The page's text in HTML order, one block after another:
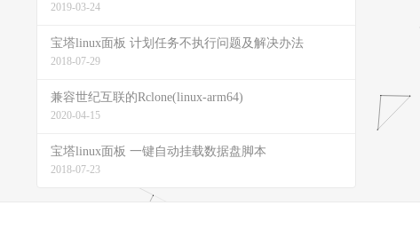
2019-03-24
宝塔linux面板 计划任务不执行问题及解决办法
2018-07-29
兼容世纪互联的Rclone(linux-arm64)
2020-04-15
宝塔linux面板 一键自动挂载数据盘脚本
2018-07-23